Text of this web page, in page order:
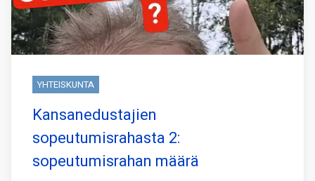
YHTEISKUNTA
Kansanedustajien
sopeutumisrahasta 2:
sopeutumisrahan määrä